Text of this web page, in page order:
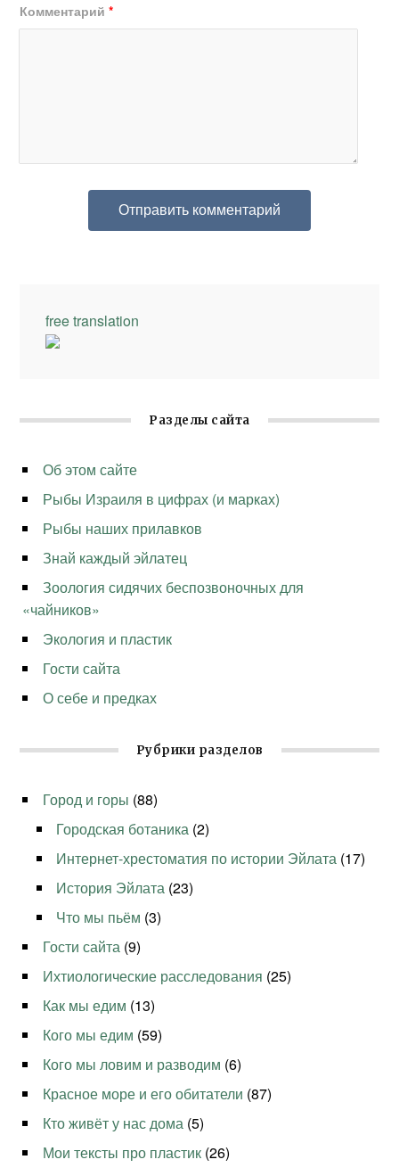
Комментарий*
free translation
Разделы сайта
Об этом сайте
Рыбы Израиля в цифрах (и марках)
Рыбы наших прилавков
Знай каждый эйлатец
Зоология сидячих беспозвоночных для
«чайников»
Экология и пластик
Гости сайта
О себе и предках
Рубрики разделов
Город и горы (88)
Городская ботаника (2)
Интернет-хрестоматия по истории Эйлата (17)
История Эйлата (23)
Что мы пьём (3)
Гости сайта (9)
Ихтиологические расследования (25)
Как мы едим (13)
Кого мы едим (59)
Кого мы ловим и разводим (6)
Красное море и его обитатели (87)
Кто живёт у нас дома (5)
Мои тексты про пластик (26)